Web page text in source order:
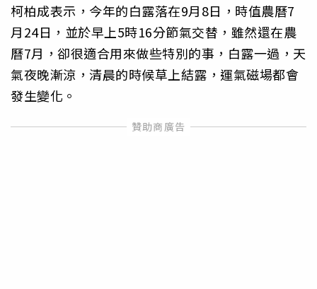
柯柏成表示，今年的白露落在9月8日，時值農曆7
月24日，並於早上5時16分節氣交替，雖然還在農
曆7月，卻很適合用來做些特別的事，白露一過，天
氣夜晚漸涼，清晨的時候草上結露，運氣磁場都會
發生變化。